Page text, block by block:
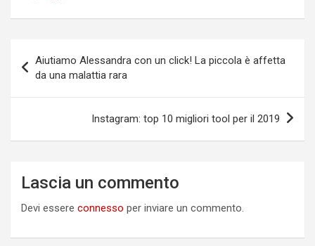
articoli
Aiutiamo Alessandra con un click! La piccola è affetta
da una malattia rara
Instagram: top 10 migliori tool per il 2019
Lascia un commento
Devi essere connesso per inviare un commento.